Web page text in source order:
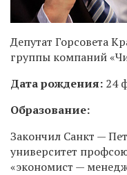
Депутат Горсовета
группы компаний
Дата рождения: 24
Образование:
Закончил Санкт —
университет
«экономист —